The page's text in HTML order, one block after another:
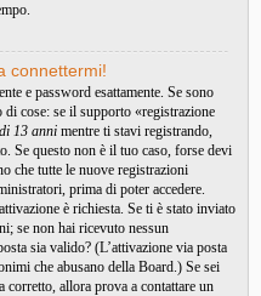
connettermi!
e password esattamente. Se sono
di cose: se il supporto «registrazione
13 anni mentre ti stavi registrando,
Se questo non è il tuo caso, forse devi
che tutte le nuove registrazioni
prima di poter accedere.
è richiesta. Se ti è stato inviato
se non hai ricevuto nessun
sia valido? (L’attivazione via posta
che abusano della Board.) Se sei
corretto, allora prova a contattare un